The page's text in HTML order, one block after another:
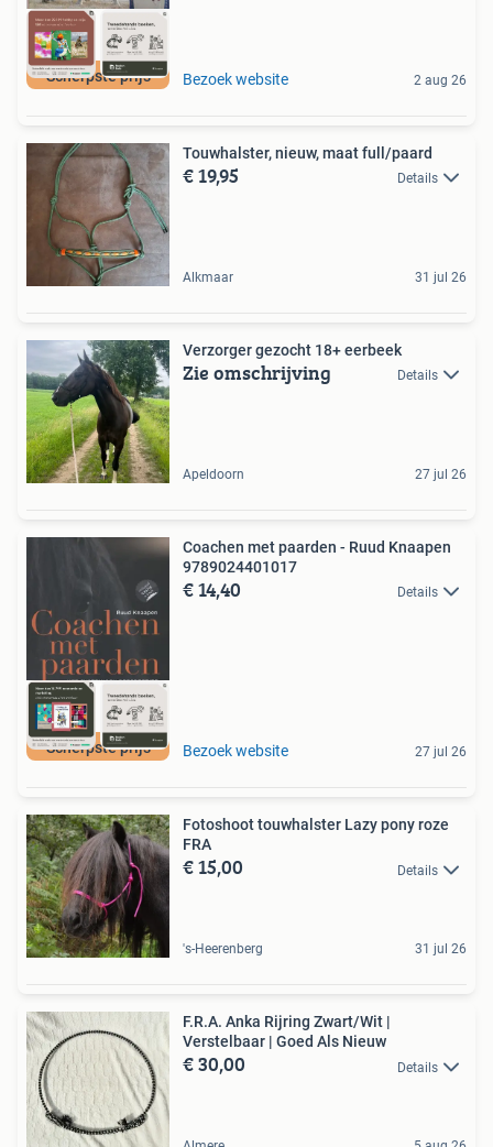
Scherpste prijs Bezoek website 2 aug 26
Touwhalster, nieuw, maat full/paard
€ 19,95 Details
Alkmaar 31 jul 26
Verzorger gezocht 18+ eerbeek
Zie omschrijving Details
Apeldoorn 27 jul 26
Scherpste prijs
Coachen met paarden - Ruud Knaapen
9789024401017
€ 14,40 Details
Bezoek website 27 jul 26
Fotoshoot touwhalster Lazy pony roze
FRA
€ 15,00 Details
's-Heerenberg 31 jul 26
F.R.A. Anka Rijring Zwart/Wit |
Verstelbaar | Goed Als Nieuw
€ 30,00 Details